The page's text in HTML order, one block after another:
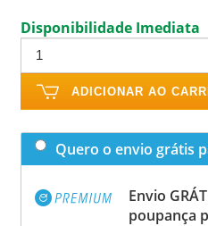
Disponibilidade Imediata
ADICIONAR AO
Quero o envio grátis
Envio
poupança